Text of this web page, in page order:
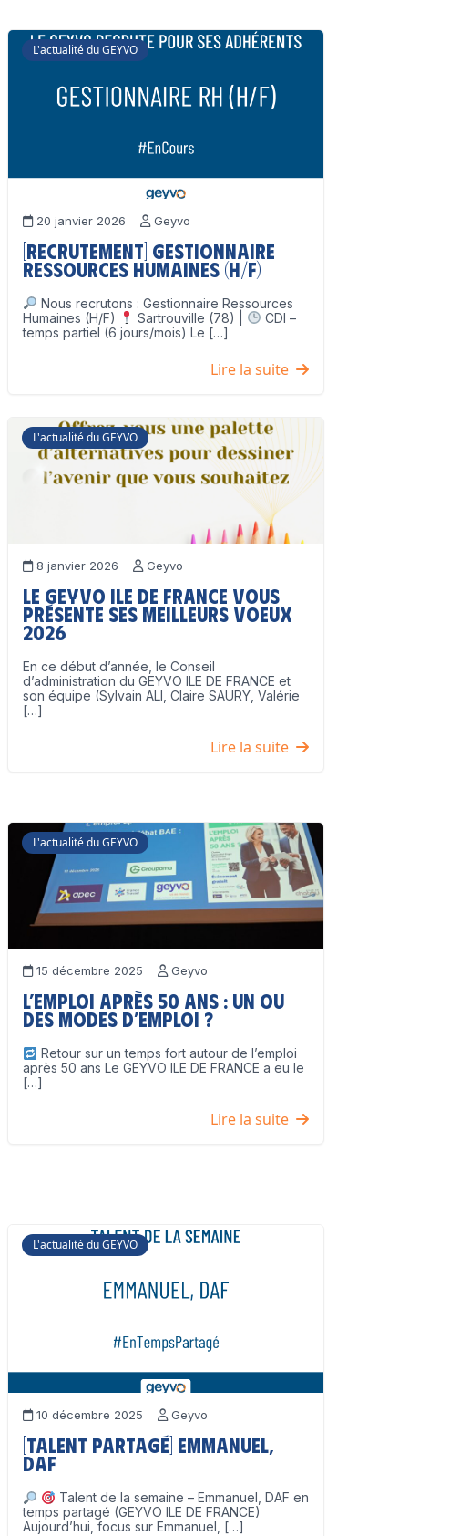
L'actualité du GEYVO
20 janvier 2026 Geyvo
[Recrutement] Gestionnaire
Ressources Humaines (H/F)
Nous recrutons : Gestionnaire Ressources
Humaines (H/F)
Sartrouville (78) |
CDI –
temps partiel (6 jours/mois) Le […]
Lire la suite
L'actualité du GEYVO
8 janvier 2026 Geyvo
Le GEYVO Ile de France vous
présente ses meilleurs voeux
2026
En ce début d’année, le Conseil
d’administration du GEYVO ILE DE FRANCE et
son équipe (Sylvain ALI, Claire SAURY, Valérie
[…]
Lire la suite
L'actualité du GEYVO
15 décembre 2025 Geyvo
L’emploi après 50 ans : un ou
des modes d’emploi ?
Retour sur un temps fort autour de l’emploi
après 50 ans Le GEYVO ILE DE FRANCE a eu le
[…]
Lire la suite
L'actualité du GEYVO
10 décembre 2025 Geyvo
[Talent partagé] Emmanuel,
DAF
Talent de la semaine – Emmanuel, DAF en
temps partagé (GEYVO ILE DE FRANCE)
Aujourd’hui, focus sur Emmanuel, […]